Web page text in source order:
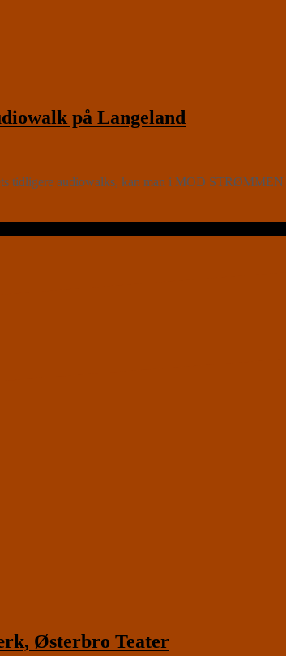
på Langeland
tidligere audiowalks, kan man i MOD
Østerbro Teater